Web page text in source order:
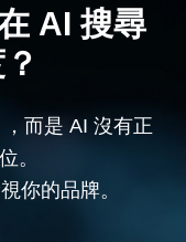
AI 搜尋
而是 AI 沒有正
。
你的品牌。